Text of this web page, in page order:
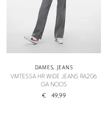
DAMES, JEANS
VMTESSA HR WIDE JEANS RA206
GA NOOS
€ 49,99